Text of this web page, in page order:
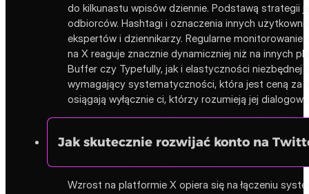
do kilkunastu wpisów dziennie. Podstawą strategii
odbiorców. Hashtagi i oznaczenia innych
ekspertów i dziennikarzy. Regularne
na X reaguje znacznie dynamiczniej niż na innych
Buffer czy Typefully, jak i elastyczności niezbędnej
wymagający systematyczności, która jest ceną za
osiągają wyłącznie ci, którzy rozumieją jej
Jak skutecznie rozwijać konto na
Wzrost na platformie X opiera się na łączeniu